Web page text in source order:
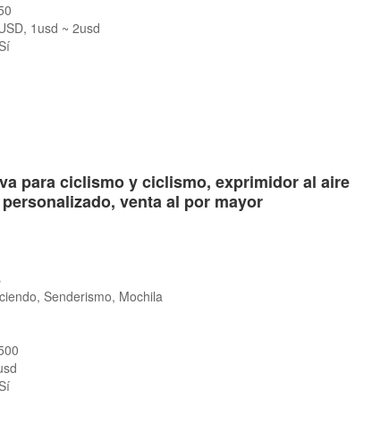
1usd ~ 2usd
para ciclismo y ciclismo, exprimidor al aire
venta al por mayor
Senderismo, Mochila